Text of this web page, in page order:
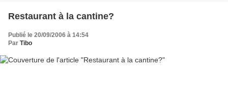
Restaurant à la cantine?
Publié le 20/09/2006 à 14:54
Par Tibo